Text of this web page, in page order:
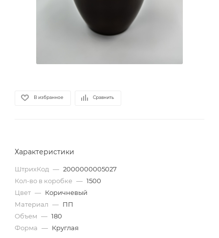
В избранное Сравнить
Характеристики
ШтрихКод — 2000000005027
Кол-во в коробке — 1500
Цвет — Коричневый
Материал — ПП
Объем — 180
Форма — Круглая